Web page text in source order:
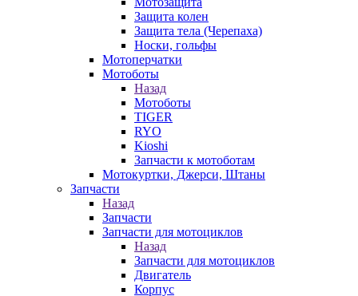
Защита колен
Защита тела (Черепаха)
Носки, гольфы
Мотоперчатки
Мотоботы
Назад
Мотоботы
TIGER
RYO
Kioshi
Запчасти к мотоботам
Мотокуртки, Джерси, Штаны
Запчасти
Назад
Запчасти
Запчасти для мотоциклов
Назад
Запчасти для мотоциклов
Двигатель
Корпус